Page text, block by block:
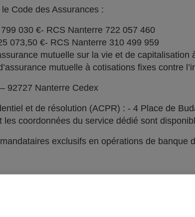
Code des Assurances :
030 €- RCS Nanterre 722 057 460
073,50 €- RCS Nanterre 310 499 959
mutuelle sur la vie et de
mutuelle à cotisations fixes contre
92727 Nanterre Cedex
et de résolution (ACPR) : - 4 Place de
coordonnées du service dédié sont
exclusifs en opérations de banque